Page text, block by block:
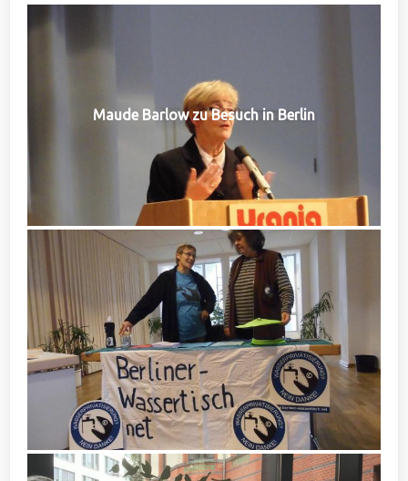
Maude Barlow zu Besuch in Berlin